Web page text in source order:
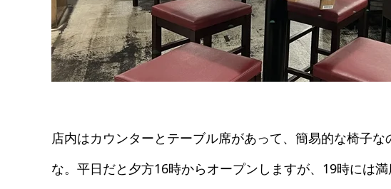
店内はカウンターとテーブル席があって、簡易的な椅子
な。平日だと夕方16時からオープンしますが、19時には